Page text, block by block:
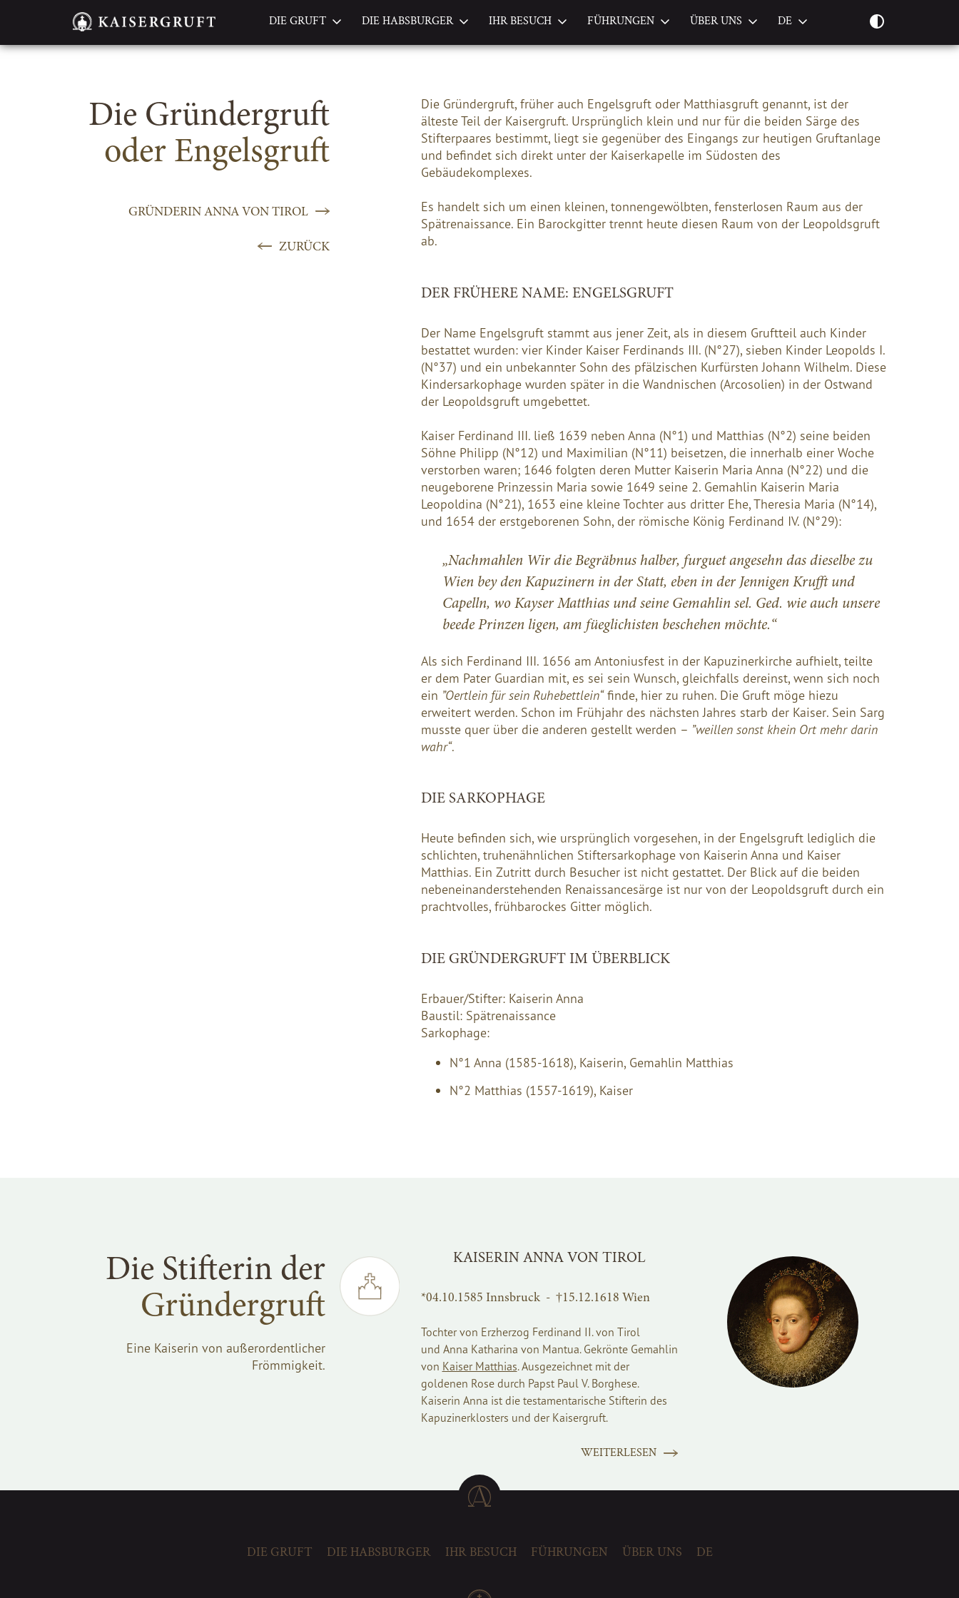
Seitenbereiche:
DIE GRUFT DIE HABSBURGER IHR BESUCH FÜHRUNGEN ÜBER UNS DE
Die Gründer­gruft
oder Engels­gruft
GRÜNDERIN ANNA VON TIROL
ZURÜCK
Die Gründergruft, früher auch Engelsgruft oder Matthiasgruft genannt, ist der
älteste Teil der Kaisergruft. Ursprünglich klein und nur für die beiden Särge des
Stifterpaares bestimmt, liegt sie gegenüber des Eingangs zur heutigen Gruftanlage
und befindet sich direkt unter der Kaiserkapelle im Südosten des
Gebäudekomplexes.
Es handelt sich um einen kleinen, tonnengewölbten, fensterlosen Raum aus der
Spätrenaissance. Ein Barockgitter trennt heute diesen Raum von der Leopoldsgruft
ab.
DER FRÜHERE NAME: ENGELSGRUFT
Der Name Engelsgruft stammt aus jener Zeit, als in diesem Gruftteil auch Kinder
bestattet wurden: vier Kinder Kaiser Ferdinands III. (N°27), sieben Kinder Leopolds I.
(N°37) und ein unbekannter Sohn des pfälzischen Kurfürsten Johann Wilhelm. Diese
Kindersarkophage wurden später in die Wandnischen (Arcosolien) in der Ostwand
der Leopoldsgruft umgebettet.
Kaiser Ferdinand III. ließ 1639 neben Anna (N°1) und Matthias (N°2) seine beiden
Söhne Philipp (N°12) und Maximilian (N°11) beisetzen, die innerhalb einer Woche
verstorben waren; 1646 folgten deren Mutter Kaiserin Maria Anna (N°22) und die
neugeborene Prinzessin Maria sowie 1649 seine 2. Gemahlin Kaiserin Maria
Leopoldina (N°21), 1653 eine kleine Tochter aus dritter Ehe,Theresia Maria (N°14),
und 1654 der erstgeborenen Sohn, der römische König Ferdinand IV. (N°29):
„Nachmahlen Wir die Begräbnus halber, furguet angesehn das dieselbe zu
Wien bey den Kapuzinern in der Statt, eben in der Jennigen Krufft und
Capelln, wo Kayser Matthias und seine Gemahlin sel. Ged. wie auch unsere
beede Prinzen ligen, am füeglichisten beschehen möchte.“
Als sich Ferdinand III. 1656 am Antoniusfest in der Kapuzinerkirche aufhielt, teilte
er dem Pater Guardian mit, es sei sein Wunsch, gleichfalls dereinst, wenn sich noch
ein ”Oertlein für sein Ruhebettlein“finde, hier zu ruhen. Die Gruft möge hiezu
erweitert werden. Schon im Frühjahr des nächsten Jahres starb der Kaiser. Sein Sarg
musste quer über die anderen gestellt werden – ”weillen sonst khein Ort mehr darin
wahr“.
DIE SARKOPHAGE
Heute befinden sich, wie ursprünglich vorgesehen, in der Engelsgruft lediglich die
schlichten, truhenähnlichen Stiftersarkophage von Kaiserin Anna und Kaiser
Matthias. Ein Zutritt durch Besucher ist nicht gestattet. Der Blick auf die beiden
nebeneinanderstehenden Renaissancesärge ist nur von der Leopoldsgruft durch ein
prachtvolles, frühbarockes Gitter möglich.
DIE GRÜNDERGRUFT IM ÜBERBLICK
Erbauer/Stifter: Kaiserin Anna
Baustil: Spätrenaissance
Sarkophage:
N°1 Anna (1585-1618), Kaiserin, Gemahlin Matthias
N°2 Matthias (1557-1619), Kaiser
Die Stifterin der
Gründergruft
Eine Kaiserin von außerordentlicher
Frömmigkeit.
KAISERIN ANNA VON TIROL
*04.10.1585 Innsbruck - †15.12.1618 Wien
Tochter von Erzherzog Ferdinand II. von Tirol
und Anna Katharina von Mantua. Gekrönte Gemahlin
von Kaiser Matthias. Ausgezeichnet mit der
goldenen Rose durch Papst Paul V. Borghese.
Kaiserin Anna ist die testamentarische Stifterin des
Kapuzinerklosters und der Kaisergruft.
WEITERLESEN
DIE GRUFT DIE HABSBURGER IHR BESUCH FÜHRUNGEN ÜBER UNS DE